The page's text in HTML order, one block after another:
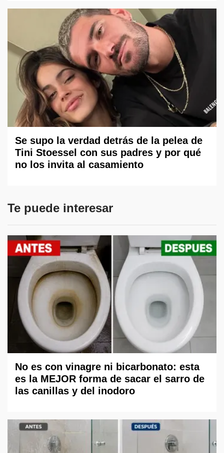
Se supo la verdad detrás de la pelea de
Tini Stoessel con sus padres y por qué
no los invita al casamiento
Te puede interesar
No es con vinagre ni bicarbonato: esta
es la MEJOR forma de sacar el sarro de
las canillas y del inodoro